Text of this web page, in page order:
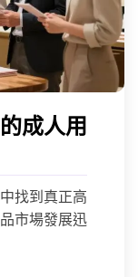
成人用
找到真正高
市場發展迅